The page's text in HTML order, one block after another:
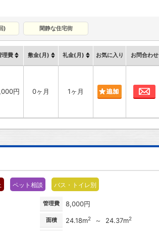
) 閑静な住宅街
理費 敷金(月) 礼金(月) お気に入り お問合わせ
円 0ヶ月 1ヶ月
ペット相談 バス・トイレ別
管理費 8,000円
面積 24.18m2 ～ 24.37m2